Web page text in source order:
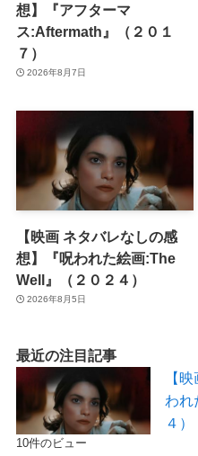
想】『アフターマ
ス:Aftermath』（２０１
７）
2026年8月7日
【映画 ネタバレなしの感
想】『呪われた絵画:The
Well』（２０２４）
2026年8月5日
最近の注目記事
【
われ
４）
10件のビュー